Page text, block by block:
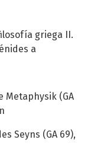
griega II.
a
Metaphysik (GA
Seyns (GA 69),